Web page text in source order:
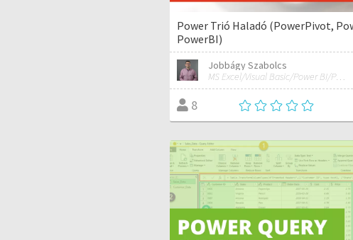
Power Trió Haladó (PowerPivot,
PowerBI)
Jobbágy Szabolcs
MS Excel/Visual Basic/Power BI/Python adatelemzési szakértő
8